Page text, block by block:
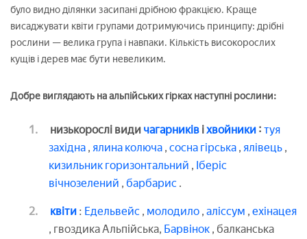
було видно ділянки засипані дрібною фракцією. Краще
висаджувати квіти групами дотримуючись принципу: дрібні
рослини — велика група і навпаки. Кількість високорослих
кущів і дерев має бути невеликим.
Добре виглядають на альпійських гірках наступні рослини:
низькорослі види чагарників іхвойники : туя
західна , ялина колюча , сосна гірська , ялівець ,
кизильник горизонтальний , Іберіс
вічнозелений , барбарис .
квіти : Едельвейс , молодило , аліссум , ехінацея
, гвоздика Альпійська, Барвінок , балканська